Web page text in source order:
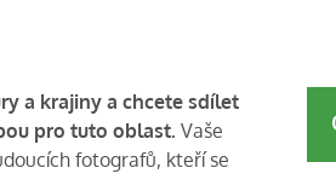
a krajiny a chcete sdílet
pro tuto oblast. Vaše
fotografů, kteří se